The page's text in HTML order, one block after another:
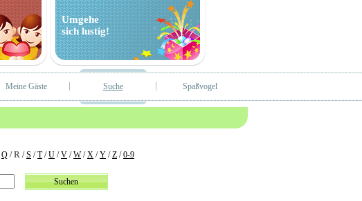
Umgehe
sich lustig!
Meine Gäste Suche Spaßvogel
Q /R /S /T/U /V /W/X /Y /Z /0-9